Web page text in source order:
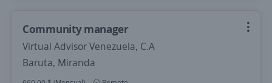
Community manager
Virtual Advisor Venezuela, C.A
Baruta, Miranda